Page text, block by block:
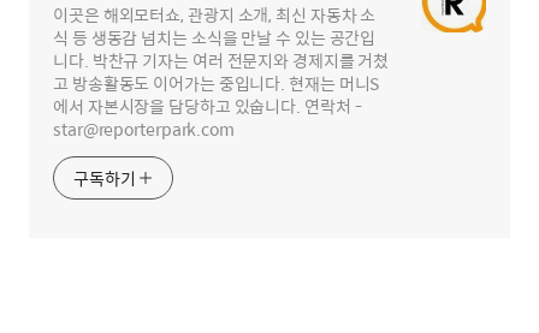
이곳은 해외모터쇼, 관광지 소개, 최신 자동차 소
식 등 생동감 넘치는 소식을 만날 수 있는 공간입
니다. 박찬규 기자는 여러 전문지와 경제지를 거쳤
고 방송활동도 이어가는 중입니다. 현재는 머니S
에서 자본시장을 담당하고 있숩니다. 연락처 -
star@reporterpark.com
구독하기